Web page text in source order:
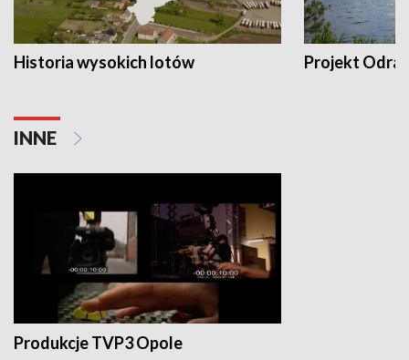
Historia wysokich lotów Projekt Odra
INNE
Produkcje TVP3 Opole